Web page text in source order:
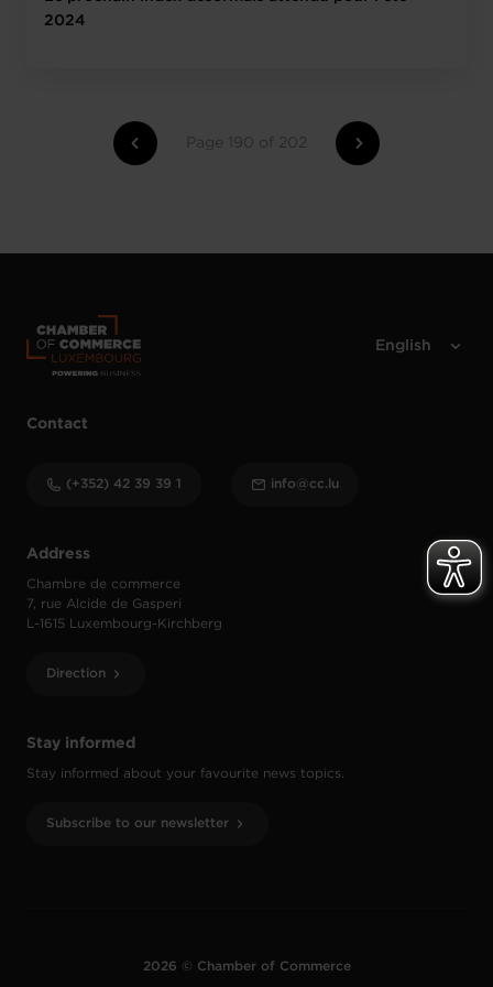
2024
Page 190 of 202
Stay informed
Stay informed about your favourite news topics.
Subscribe to our newsletter
Address
Chambre de commerce
7, rue Alcide de Gasperi
L-1615 Luxembourg-Kirchberg
Direction
Contact
(+352) 42 39 39 1 info@cc.lu
2026 © Chamber of Commerce